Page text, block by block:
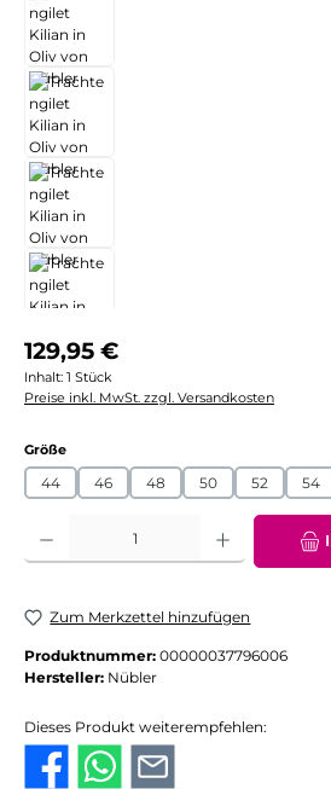
Regulärer Preis:
129,95 €
Inhalt: 1 Stück
Preise inkl. MwSt. zzgl. Versandkosten
Größeauswählen
44 46 48 50 52 54
Produkt Anzahl: Gib den gewünschten Wert
Zum Merkzettel hinzufügen
Produktnummer: 00000037796006
Hersteller: Nübler
Dieses Produkt weiterempfehlen: